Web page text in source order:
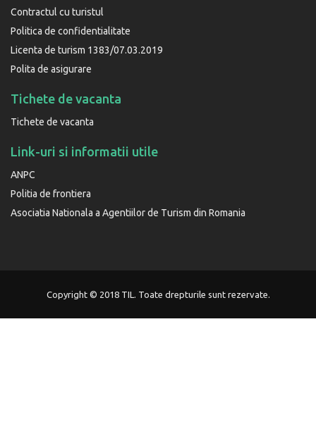
Contractul cu turistul
Politica de confidentialitate
Licenta de turism 1383/07.03.2019
Polita de asigurare
Tichete de vacanta
Tichete de vacanta
Link-uri si informatii utile
ANPC
Politia de frontiera
Asociatia Nationala a Agentiilor de Turism din Romania
Copyright © 2018 TIL. Toate drepturile sunt rezervate.